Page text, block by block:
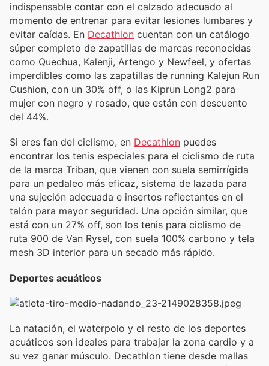
indispensable contar con el calzado adecuado al
momento de entrenar para evitar lesiones lumbares y
evitar caídas. En Decathlon cuentan con un catálogo
súper completo de zapatillas de marcas reconocidas
como Quechua, Kalenji, Artengo y Newfeel, y ofertas
imperdibles como las zapatillas de running Kalejun Run
Cushion, con un 30% off, o las Kiprun Long2 para
mujer con negro y rosado, que están con descuento
del 44%.
Si eres fan del ciclismo, en Decathlon puedes
encontrar los tenis especiales para el ciclismo de ruta
de la marca Triban, que vienen con suela semirrígida
para un pedaleo más eficaz, sistema de lazada para
una sujeción adecuada e insertos reflectantes en el
talón para mayor seguridad. Una opción similar, que
está con un 27% off, son los tenis para ciclismo de
ruta 900 de Van Rysel, con suela 100% carbono y tela
mesh 3D interior para un secado más rápido.
Deportes acuáticos
La natación, el waterpolo y el resto de los deportes
acuáticos son ideales para trabajar la zona cardio y a
su vez ganar músculo. Decathlon tiene desde mallas